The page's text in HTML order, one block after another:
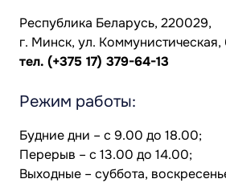
Республика Беларусь, 220029,
г. Минск, ул. Коммунистическая,
тел. (+375 17) 379-64-13
Режим работы:
Будние дни – с 9.00 до 18.00;
Перерыв – с 13.00 до 14.00;
Выходные – суббота,